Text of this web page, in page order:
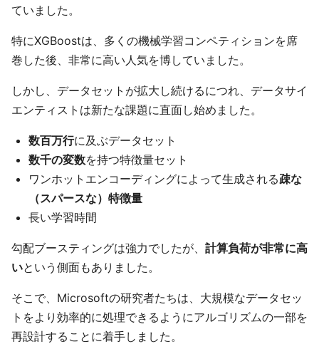
ていました。
特にXGBoostは、多くの機械学習コンペティションを席
巻した後、非常に高い人気を博していました。
しかし、データセットが拡大し続けるにつれ、データサイ
エンティストは新たな課題に直面し始めました。
数百万行に及ぶデータセット
数千の変数を持つ特徴量セット
ワンホットエンコーディングによって生成される疎な
（スパースな）特徴量
長い学習時間
勾配ブースティングは強力でしたが、 計算負荷が非常に高
いという側面もありました。
そこで、Microsoftの研究者たちは、大規模なデータセッ
トをより効率的に処理できるようにアルゴリズムの一部を
再設計することに着手しました。